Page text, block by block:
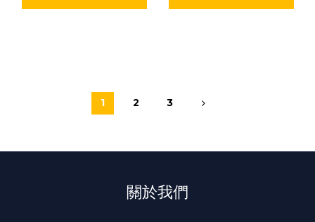
1 2 3
關於我們